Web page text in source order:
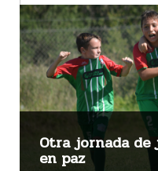
Otra jornada
en paz